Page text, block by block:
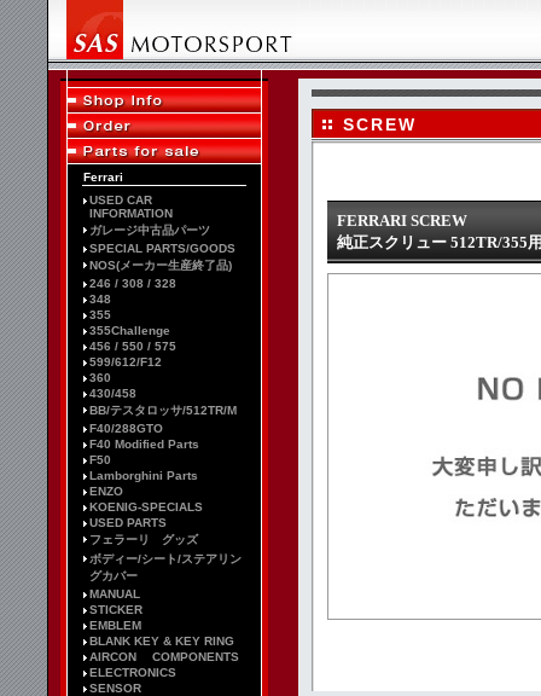
Ferrari
USED CAR
INFORMATION
ガレージ中古品パーツ
SPECIAL PARTS/GOODS
NOS(メーカー生産終了品)
246 / 308 / 328
348
355
355Challenge
456 / 550 / 575
599/612/F12
360
430/458
BB/テスタロッサ/512TR/M
F40/288GTO
F40 Modified Parts
F50
Lamborghini Parts
ENZO
KOENIG-SPECIALS
USED PARTS
フェラーリ グッズ
ボディー/シート/ステアリン
グカバー
MANUAL
STICKER
EMBLEM
BLANK KEY & KEY RING
AIRCON COMPONENTS
ELECTRONICS
SENSOR
SCREW
FERRARI SCREW
純正スクリュー 512TR/355